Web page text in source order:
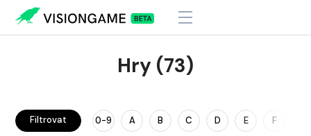
Hry (73)
Filtrovat 0-9 A B C D E F